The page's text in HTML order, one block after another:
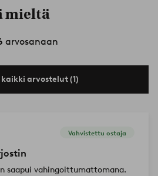
mieltä
arvosanaan
arvostelut (1)
Vahvistettu ostaja
saapui vahingoittumattomana.